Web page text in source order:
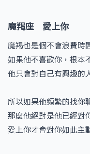
魔羯座 愛上你
魔羯也是個不會浪費時
如果他不喜歡你，根本
他只會對自己有興趣的
所以如果他頻繁的找你
那麼他絕對是他已經對
愛上你才會對你如此主